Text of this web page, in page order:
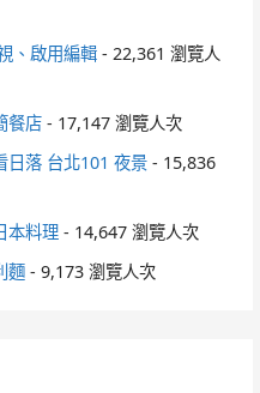
、啟用編輯 - 22,361 瀏覽人
餐店 - 17,147 瀏覽人次
日落 台北101 夜景 - 15,836
本料理 - 14,647 瀏覽人次
麵 - 9,173 瀏覽人次